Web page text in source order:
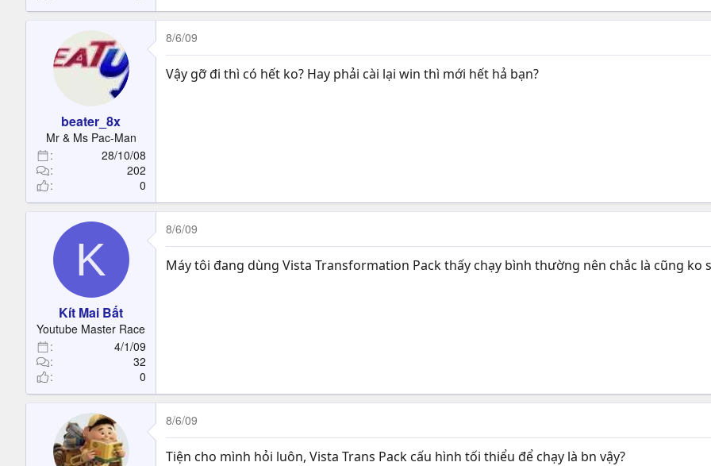
beater_8x
Mr & Ms Pac-Man
28/10/08
202
0
8/6/09
Vậy gỡ đi thì có hết ko? Hay phải cài lại win thì mới hết hả bạn?
K
Kít Mai Bất
Youtube Master Race
4/1/09
32
0
8/6/09
Máy tôi đang dùng Vista Transformation Pack thấy chạy bình thường nên chắc là cũng ko
8/6/09
Tiện cho mình hỏi luôn, Vista Trans Pack cấu hình tối thiểu để chạy là bn vậy?